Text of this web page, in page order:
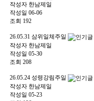
작성자 한남제일
작성일 06-06
조회 192
26.05.31 삼위일체주일
작성자 한남제일
작성일 05-30
조회 208
26.05.24 성령강림주일
작성자 한남제일
작성일 05-23